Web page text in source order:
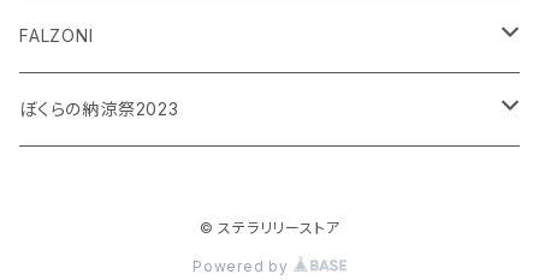
平賀勇成
吉岡佑
神永圭佑
小波津亜廉
FALZONI
笠間淳の黄昏古書堂
ぼくらの納涼祭2023
© ステラリリーストア
Powered by